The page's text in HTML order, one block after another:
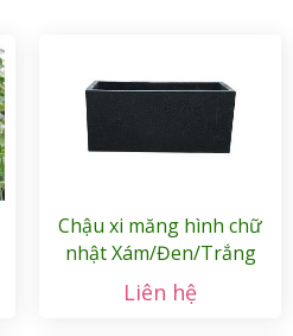
Chậu xi măng hình chữ
nhật Xám/Đen/Trắng
Liên hệ